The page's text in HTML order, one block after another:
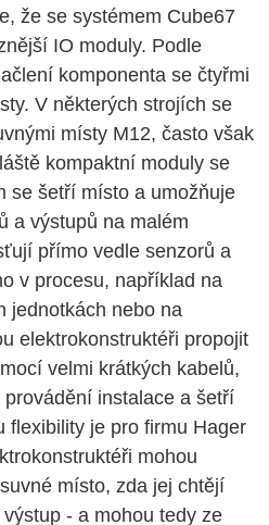
že se systémem Cube67
IO moduly. Podle
komponenta se čtyřmi
V některých strojích se
místy M12, často však
kompaktní moduly se
se šetří místo a umožňuje
a výstupů na malém
přímo vedle senzorů a
v procesu, například na
jednotkách nebo na
elektrokonstruktéři propojit
velmi krátkých kabelů,
instalace a šetří
flexibility je pro firmu Hager
mohou
místo, zda jej chtějí
- a mohou tedy ze